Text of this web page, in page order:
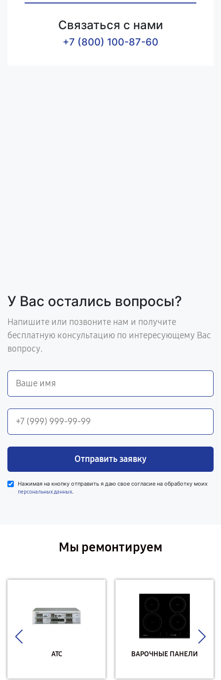
Связаться с нами
+7 (800) 100-87-60
У Вас остались вопросы?
Напишите или позвоните нам и получите
бесплатную консультацию по интересующему Вас
вопросу.
Отправить заявку
Нажимая на кнопку отправить я даю свое согласие на обработку моих
персональных данных.
Мы ремонтируем
АТС ВАРОЧНЫЕ ПАНЕЛИ